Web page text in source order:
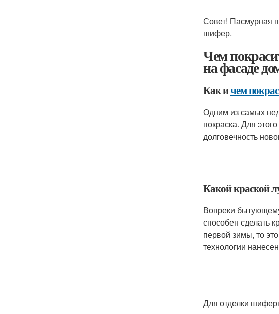
Совет! Пасмурная
шифер.
Чем
на фасаде
Как ичем
Одним из самых
покраска. Для
долговечность
Какой краской
Вопреки
способен сделать
первой зимы, то
технологии
Для отделки